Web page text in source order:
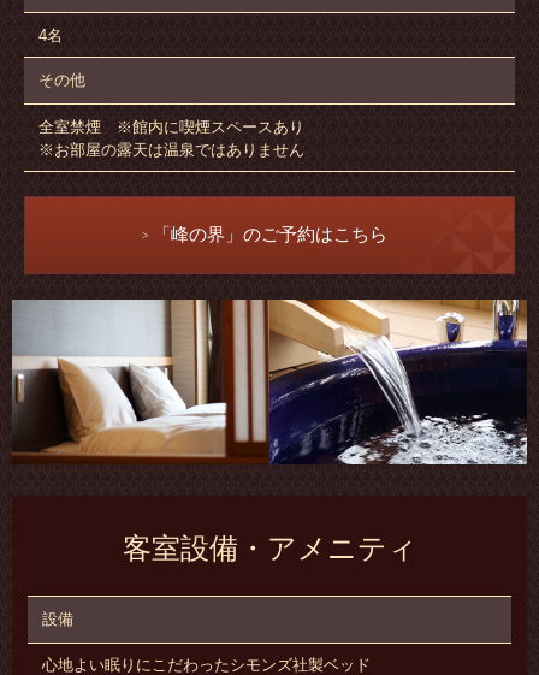
4名
その他
全室禁煙 ※館内に喫煙スペースあり
※お部屋の露天は温泉ではありません
「峰の界」のご予約はこちら
客室設備・アメニティ
設備
心地よい眠りにこだわったシモンズ社製ベッド